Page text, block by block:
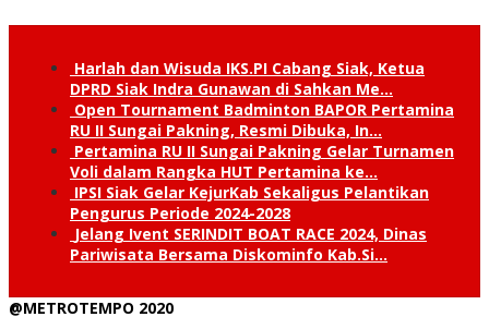
Harlah dan Wisuda IKS.PI Cabang Siak, Ketua
DPRD Siak Indra Gunawan di Sahkan Me…
Open Tournament Badminton BAPOR Pertamina
RU II Sungai Pakning, Resmi Dibuka, In…
Pertamina RU II Sungai Pakning Gelar Turnamen
Voli dalam Rangka HUT Pertamina ke…
IPSI Siak Gelar KejurKab Sekaligus Pelantikan
Pengurus Periode 2024-2028
Jelang Ivent SERINDIT BOAT RACE 2024, Dinas
Pariwisata Bersama Diskominfo Kab.Si…
@METROTEMPO 2020